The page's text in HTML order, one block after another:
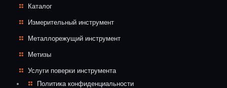
Каталог
Измерительный инструмент
Металлорежущий инструмент
Метизы
Услуги поверки инструмента
Политика конфиденциальности